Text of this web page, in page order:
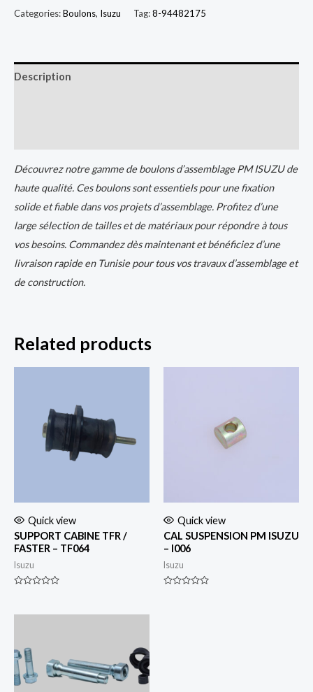
Categories:Boulons, Isuzu Tag:8-94482175
Description
Découvrez notre gamme de boulons d’assemblage PM ISUZU de
haute qualité. Ces boulons sont essentiels pour une fixation
solide et fiable dans vos projets d’assemblage. Profitez d’une
large sélection de tailles et de matériaux pour répondre à tous
vos besoins. Commandez dès maintenant et bénéficiez d’une
livraison rapide en Tunisie pour tous vos travaux d’assemblage et
de construction.
Related products
Quick view
SUPPORT CABINE TFR /
FASTER – TF064
Isuzu
Quick view
CAL SUSPENSION PM ISUZU
– I006
Isuzu